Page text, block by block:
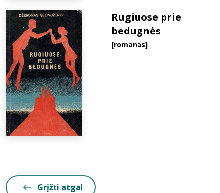
Rugiuose prie
bedugnės
[romanas]
Grįžti atgal